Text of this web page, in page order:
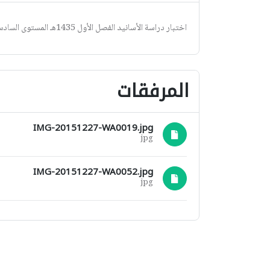
اختبار دراسة الأسانيد الفصل الأول 1435هـ المستوى السادس
المرفقات
IMG-20151227-WA0019.jpg
jpg
IMG-20151227-WA0052.jpg
jpg